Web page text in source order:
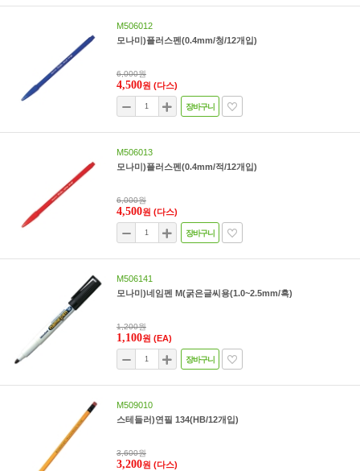
M506012
모나미)플러스펜(0.4mm/청/12개입)
6,000원
4,500원 (다스)
장바구니
M506013
모나미)플러스펜(0.4mm/적/12개입)
6,000원
4,500원 (다스)
장바구니
M506141
모나미)네임펜 M(굵은글씨용(1.0~2.5mm/흑)
1,200원
1,100원 (EA)
장바구니
M509010
스테들러)연필 134(HB/12개입)
3,600원
3,200원 (다스)